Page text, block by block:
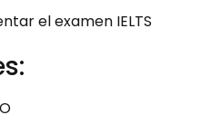
el examen IELTS